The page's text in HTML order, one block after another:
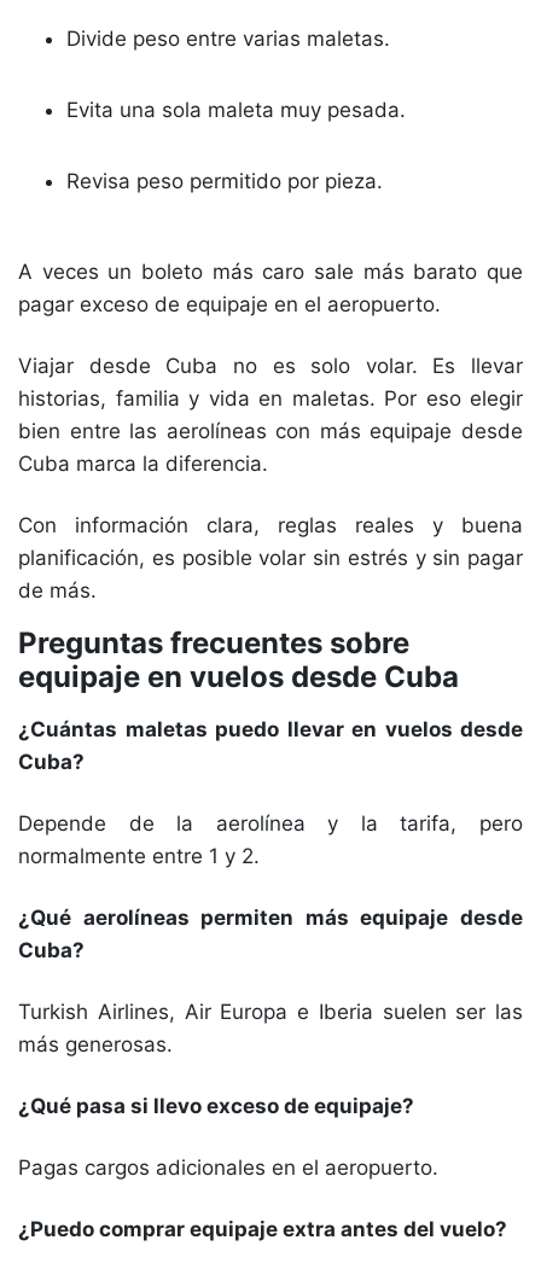
Divide peso entre varias maletas.
Evita una sola maleta muy pesada.
Revisa peso permitido por pieza.
A veces un boleto más caro sale más barato que
pagar exceso de equipaje en el aeropuerto.
Viajar desde Cuba no es solo volar. Es llevar
historias, familia y vida en maletas. Por eso elegir
bien entre las aerolíneas con más equipaje desde
Cuba marca la diferencia.
Con información clara, reglas reales y buena
planificación, es posible volar sin estrés y sin pagar
de más.
Preguntas frecuentes sobre
equipaje en vuelos desde Cuba
¿Cuántas maletas puedo llevar en vuelos desde
Cuba?
Depende de la aerolínea y la tarifa, pero
normalmente entre 1 y 2.
¿Qué aerolíneas permiten más equipaje desde
Cuba?
Turkish Airlines, Air Europa e Iberia suelen ser las
más generosas.
¿Qué pasa si llevo exceso de equipaje?
Pagas cargos adicionales en el aeropuerto.
¿Puedo comprar equipaje extra antes del vuelo?